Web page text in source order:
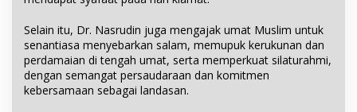
Selain itu, Dr. Nasrudin juga mengajak umat Muslim untuk
senantiasa menyebarkan salam, memupuk kerukunan dan
perdamaian di tengah umat, serta memperkuat silaturahmi,
dengan semangat persaudaraan dan komitmen
kebersamaan sebagai landasan.